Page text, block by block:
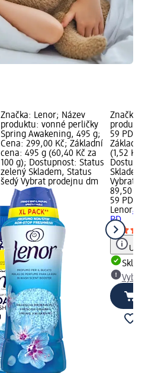
Značka: Lenor; Název
produktu: vonné perličky
Spring Awakening, 495 g;
Cena: 299,00 Kč; Základní
cena: 495 g (60,40 Kč za
100 g); Dostupnost: Status
zelený Skladem, Status
šedý Vybrat prodejnu dm
Značka:
59 PD;
Základní
(1,52 Kč
Vybrat
89,50 Kč
59 PD
Lenor
PD